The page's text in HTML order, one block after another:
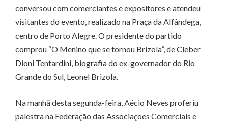
conversou com comerciantes e expositores e atendeu
visitantes do evento, realizado na Praça da Alfândega,
centro de Porto Alegre. O presidente do partido
comprou “O Menino que se tornou Brizola”, de Cleber
Dioni Tentardini, biografia do ex-governador do Rio
Grande do Sul, Leonel Brizola.
Na manhã desta segunda-feira, Aécio Neves proferiu
palestra na Federação das Associações Comerciais e